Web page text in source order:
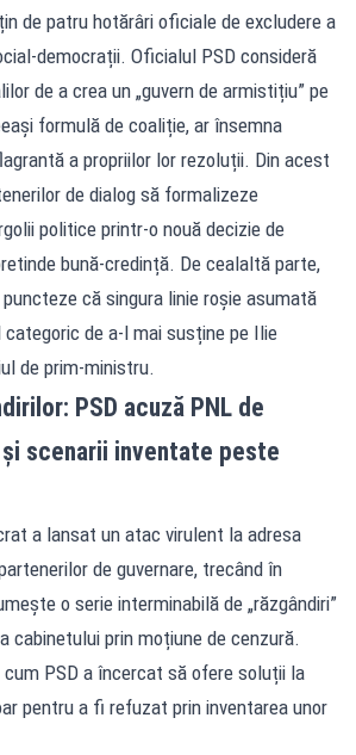
de patru hotărâri oficiale de excludere a
democrații. Oficialul PSD consideră
de a crea un „guvern de armistițiu” pe
formulă de coaliție, ar însemna
a propriilor lor rezoluții. Din acest
de dialog să formalizeze
politice printr-o nouă decizie de
bună-credință. De cealaltă parte,
că singura linie roșie asumată
de a-l mai susține pe Ilie
de prim-ministru.
PSD acuză PNL de
scenarii inventate peste
a lansat un atac virulent la adresa
de guvernare, trecând în
o serie interminabilă de „răzgândiri”
cabinetului prin moțiune de cenzură.
cum PSD a încercat să ofere soluții la
pentru a fi refuzat prin inventarea unor